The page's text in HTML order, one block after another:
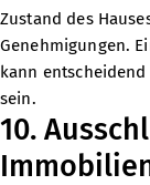
Zustand des
Genehmigungen.
kann
sein.
10.